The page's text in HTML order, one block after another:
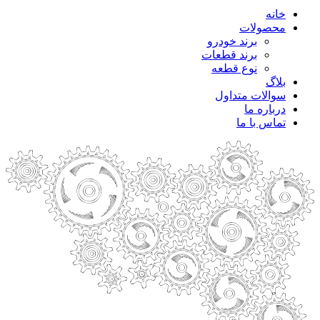
خانه
محصولات
برند خودرو
برند قطعات
نوع قطعه
بلاگ
سوالات متداول
درباره ما
تماس با ما